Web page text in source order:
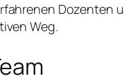
Dozenten
Weg.